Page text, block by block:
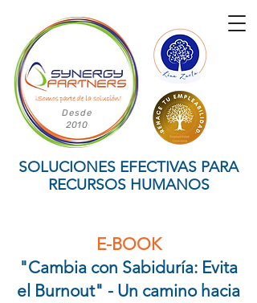
SOLUCIONES EFECTIVAS PARA
RECURSOS HUMANOS
Desde
2010
E-BOOK
"Cambia con Sabiduría: Evita
el Burnout" - Un camino hacia